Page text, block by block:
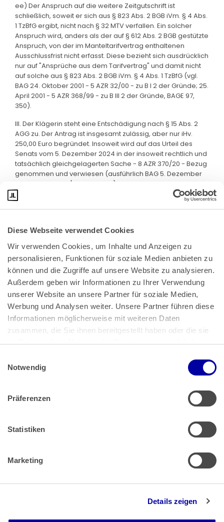
Diese Webseite verwendet Cookies
Wir verwenden Cookies, um Inhalte und Anzeigen zu
personalisieren, Funktionen für soziale Medien anbieten zu
können und die Zugriffe auf unsere Website zu analysieren.
Außerdem geben wir Informationen zu Ihrer Verwendung
unserer Website an unsere Partner für soziale Medien,
Werbung und Analysen weiter. Unsere Partner führen diese
Informationen möglicherweise mit weiteren Daten
zusammen, die Sie ihnen bereitgestellt haben oder die sie
im Rahmen Ihrer Nutzung der Dienste gesammelt haben.
Impressum
Notwendig
Präferenzen
Statistiken
Marketing
Details zeigen
ee) Der Anspruch auf die weitere Zeitgutschrift ist
schließlich, soweit er sich aus § 823 Abs. 2 BGB iVm. § 4 Abs.
1 TzBfG ergibt, nicht nach § 32 MTV verfallen. Ein solcher
Anspruch wird, anders als der auf § 612 Abs. 2 BGB gestützte
Anspruch, von der im Manteltarifvertrag enthaltenen
Ausschlussfrist nicht erfasst. Diese bezieht sich ausdrücklich
nur auf "Ansprüche aus dem Tarifvertrag" und damit nicht
auf solche aus § 823 Abs. 2 BGB iVm. § 4 Abs. 1 TzBfG (vgl.
BAG 24. Oktober 2001 - 5 AZR 32/00 - zu B I 2 der Gründe; 25.
April 2001 - 5 AZR 368/99 - zu B III 2 der Gründe, BAGE 97,
350).
III. Der Klägerin steht eine Entschädigung nach § 15 Abs. 2
AGG zu. Der Antrag ist insgesamt zulässig, aber nur iHv.
250,00 Euro begründet. Insoweit wird auf das Urteil des
Senats vom 5. Dezember 2024 in der insoweit rechtlich und
tatsächlich gleichgelagerten Sache - 8 AZR 370/20 - Bezug
genommen und verwiesen (ausführlich BAG 5. Dezember
2024 - 8 AZR 370/20 - Rn. 64 ff.).
Bundeskanzlerplatz 2
53113 Bonn
Pressemitteilungen|AGB
Impressum|Datenschutz
Muster Widerrufsformular (PDF)
Barrierefreiheit